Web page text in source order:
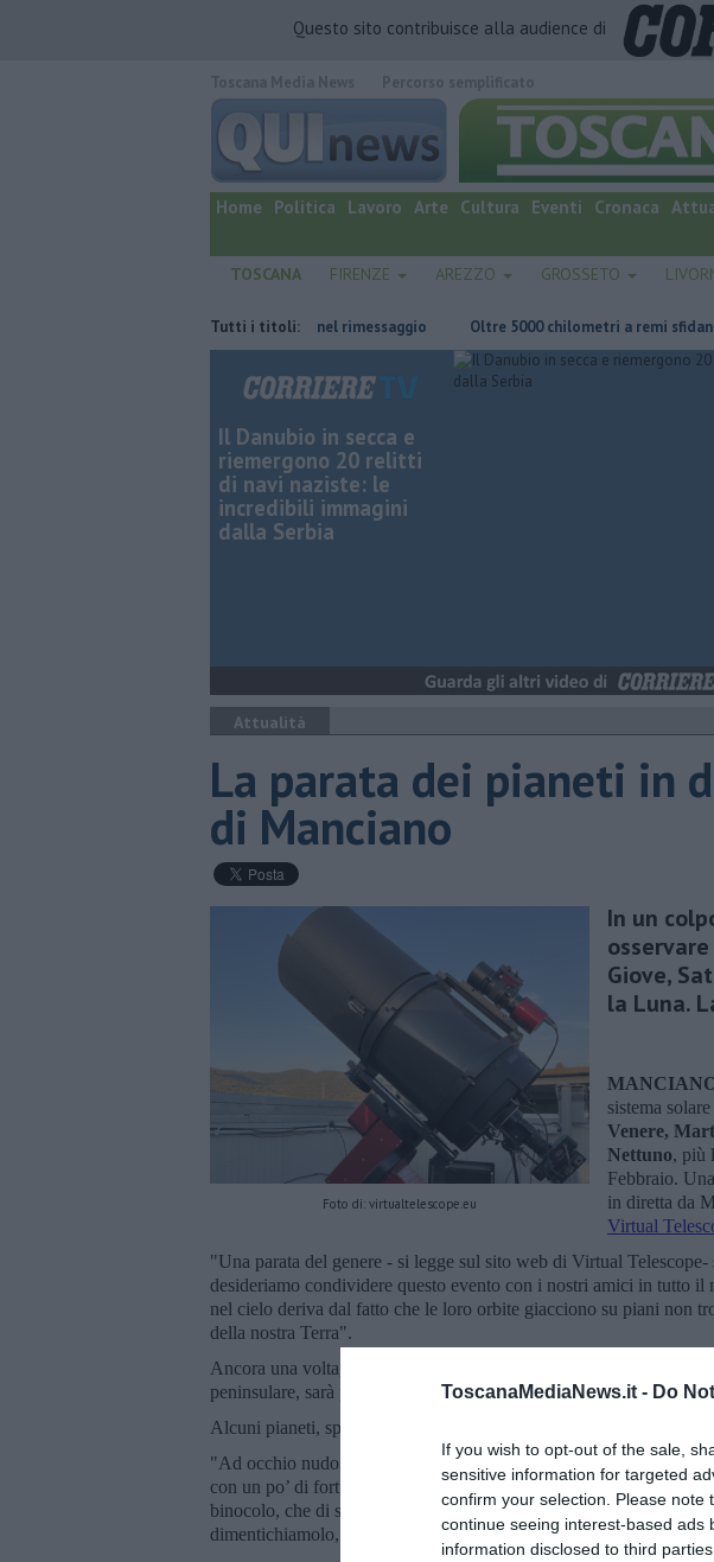
ToscanaMediaNews.it - Do
If you wish to opt-out of the sale,
sensitive information for targeted
confirm your selection. Please
continue seeing interest-based ads
information disclosed to third
Questo sito contribuisce alla audience di
quotidiano online.
Home Politica Lavoro Arte Cultura Eventi Cronaca
TOSCANA FIRENZE AREZZO GROSSETO
Tutti i titoli:
Casa inagibile dopo il rogo nel rimessaggio Oltre 5000 chilometri a remi sfidando
Il Danubio in secca e
riemergono 20 relitti
di navi naziste: le
incredibili immagini
dalla Serbia
Attualità
La parata dei pianeti in
di Manciano
Foto di: virtualtelescope.eu
In un
Giove,
la Luna.
sistema
Venere,
Nettuno, più
Febbraio.
in diretta da
Virtual
"Una parata del genere - si legge sul sito web di Virtual
desideriamo condividere questo evento con i nostri amici in tutto il
nel cielo deriva dal fatto che le loro orbite giacciono su piani non
della nostra Terra".
Ancora una volta, il cielo più "buio", ovvero meno soggetto
peninsulare, sarà protagonista dell'osservazione.
Alcuni pianeti, spiega Masi, saranno visibili però anche ad occhio
"Ad occhio nudo - scrive l'astrofisico in un post su Facebook -
con un po’ di fortuna, anche Mercurio. Saturno, Urano e Nettuno
binocolo, che di sicuro ci regalerà anche la comoda visione del
dimentichiamolo, rimane sotto i nostri piedi".